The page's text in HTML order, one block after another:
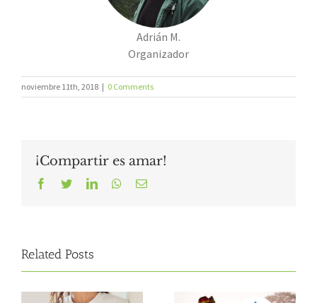
Adrián M.
Organizador
noviembre 11th, 2018 | 0 Comments
¡Compartir es amar!
Facebook
TwitterLinkedInWhatsapp
Email
Related Posts